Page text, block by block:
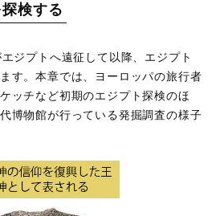
検する
ジプトへ遠征して以降、エジプト
す。本章では、ヨーロッパの旅行者
ッチなど初期のエジプト探検のほ
博物館が行っている発掘調査の様子